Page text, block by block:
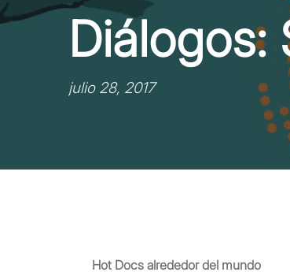
Diálogos:
julio 28, 2017
Hot Docs alrededor del mundo